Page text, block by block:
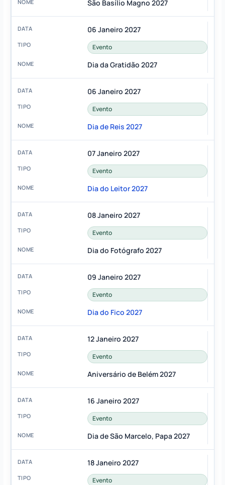
São Basílio Magno 2027
06 Janeiro 2027
Evento
Dia da Gratidão 2027
06 Janeiro 2027
Evento
Dia de Reis 2027
07 Janeiro 2027
Evento
Dia do Leitor 2027
08 Janeiro 2027
Evento
Dia do Fotógrafo 2027
09 Janeiro 2027
Evento
Dia do Fico 2027
12 Janeiro 2027
Evento
Aniversário de Belém 2027
16 Janeiro 2027
Evento
Dia de São Marcelo, Papa 2027
18 Janeiro 2027
Evento